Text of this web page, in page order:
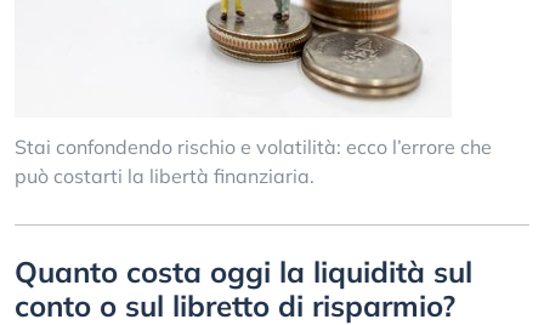
Stai confondendo rischio e volatilità: ecco l’errore che
può costarti la libertà finanziaria.
Quanto costa oggi la liquidità sul
conto o sul libretto di risparmio?